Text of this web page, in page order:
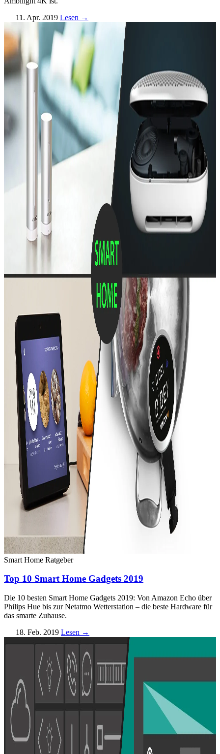
11. Apr. 2019 Lesen →
Smart Home Ratgeber
Top 10 Smart Home Gadgets 2019
Die 10 besten Smart Home Gadgets 2019: Von Amazon Echo über
Philips Hue bis zur Netatmo Wetterstation – die beste Hardware für
das smarte Zuhause.
18. Feb. 2019 Lesen →